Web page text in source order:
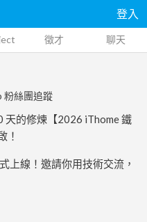
登入
徵才 聊天
粉絲團追蹤
天的修煉【2026 iThome 鐵
！
上線！邀請你用技術交流，